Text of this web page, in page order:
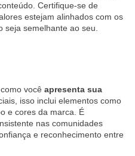
Certifique-se de
estejam alinhados com os
seja semelhante ao seu.
você apresenta sua
isso inclui elementos como
e cores da marca. É
nas comunidades
e reconhecimento entre